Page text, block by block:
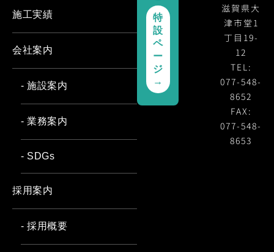
滋賀県大
津市堂1
丁目19-
12
TEL:
077-548-
8652
FAX:
077-548-
8653
特
設
ペ
ー
ジ
→
施工実績
会社案内
- 施設案内
- 業務案内
- SDGs
採用案内
- 採用概要